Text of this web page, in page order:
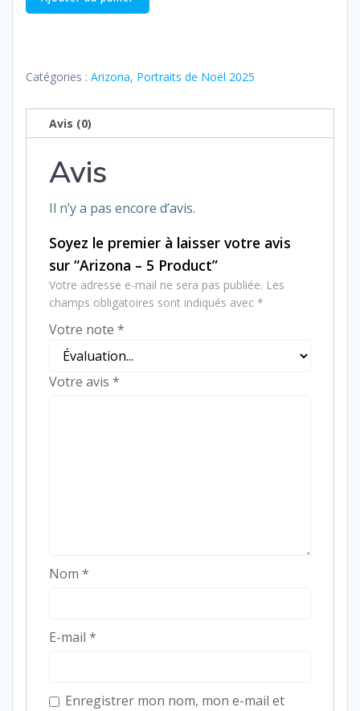
de
5
Catégories : Arizona, Portraits de Noël 2025
Avis (0)
Avis
Il n’y a pas encore d’avis.
Soyez le premier à laisser votre avis
sur “Arizona – 5 Product”
Votre adresse e-mail ne sera pas publiée. Les
champs obligatoires sont indiqués avec *
Votre note *
Votre avis *
Nom *
E-mail *
Enregistrer mon nom, mon e-mail et